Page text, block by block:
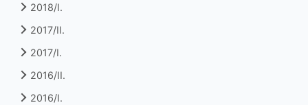
2018/I.
2017/II.
2017/I.
2016/II.
2016/I.